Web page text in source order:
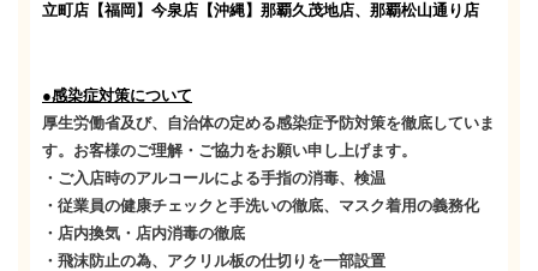
立町店 【福岡】 今泉店【沖縄】 那覇久茂地店、那覇松山通り店
●感染症対策について
厚生労働省及び、自治体の定める感染症予防対策を徹底していま
す。お客様のご理解・ご協力をお願い申し上げます。
・ご入店時のアルコールによる手指の消毒、検温
・従業員の健康チェックと手洗いの徹底、マスク着用の義務化
・店内換気・店内消毒の徹底
・飛沫防止の為、アクリル板の仕切りを一部設置